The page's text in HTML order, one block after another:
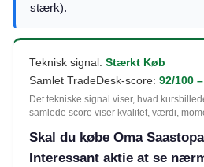
stærk).
Teknisk signal: Stærkt Køb
Samlet TradeDesk-score: 92/100
Det tekniske signal viser, hvad
samlede score viser kvalitet, værdi,
Skal du købe Oma
Interessant aktie at se